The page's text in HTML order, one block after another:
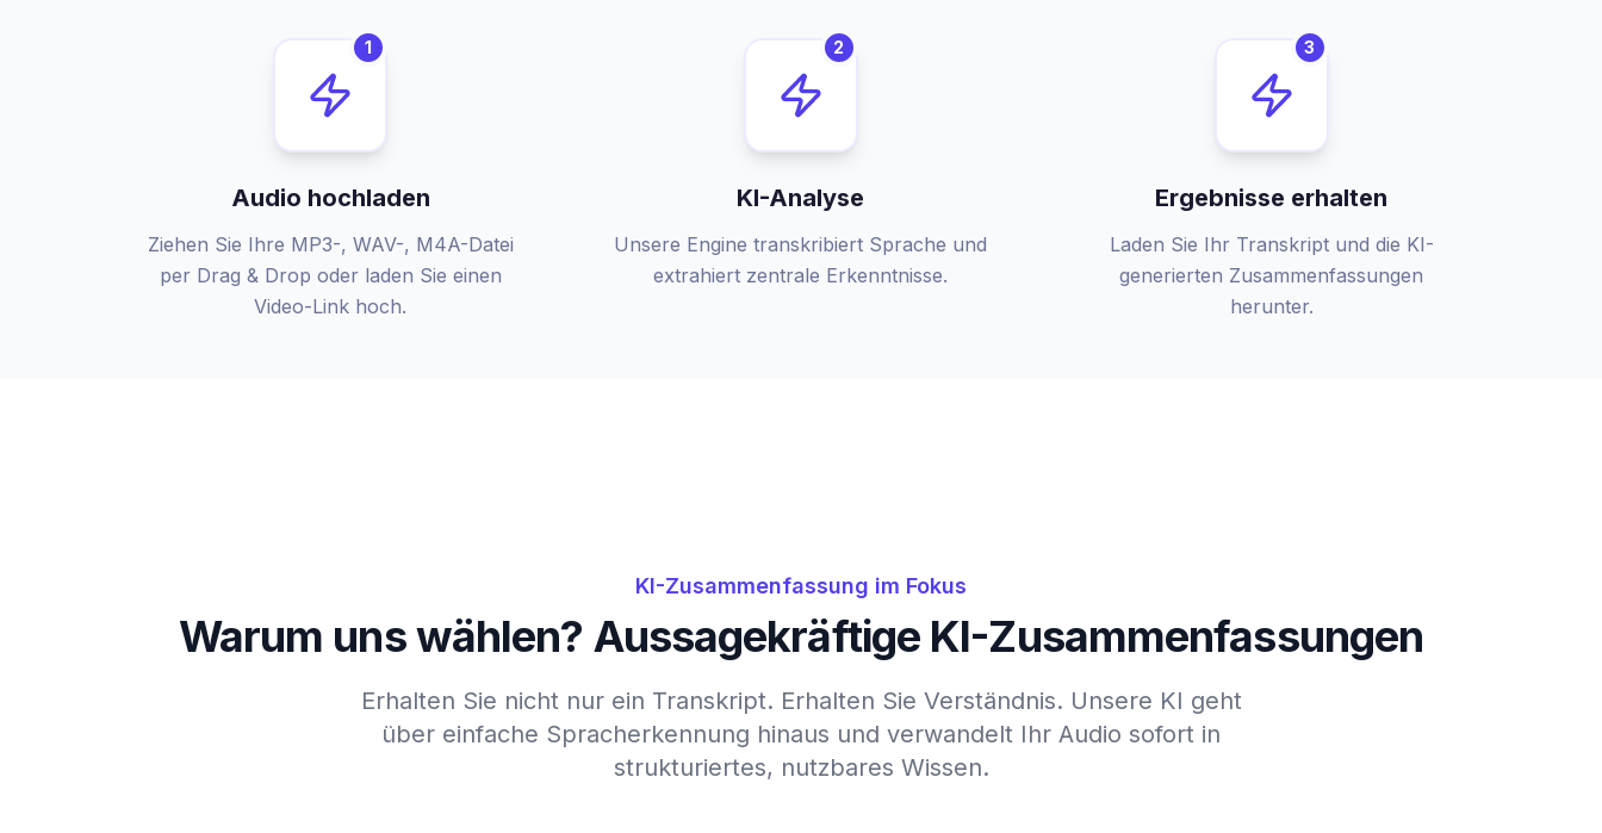
1
Audio hochladen
Ziehen Sie Ihre MP3-, WAV-, M4A-Datei
per Drag & Drop oder laden Sie einen
Video-Link hoch.
2
KI-Analyse
Unsere Engine transkribiert Sprache und
extrahiert zentrale Erkenntnisse.
3
Ergebnisse erhalten
Laden Sie Ihr Transkript und die KI-
generierten Zusammenfassungen
herunter.
KI-Zusammenfassung im Fokus
Warum uns wählen? Aussagekräftige KI-Zusammenfassungen
Erhalten Sie nicht nur ein Transkript. Erhalten Sie Verständnis. Unsere KI geht
über einfache Spracherkennung hinaus und verwandelt Ihr Audio sofort in
strukturiertes, nutzbares Wissen.